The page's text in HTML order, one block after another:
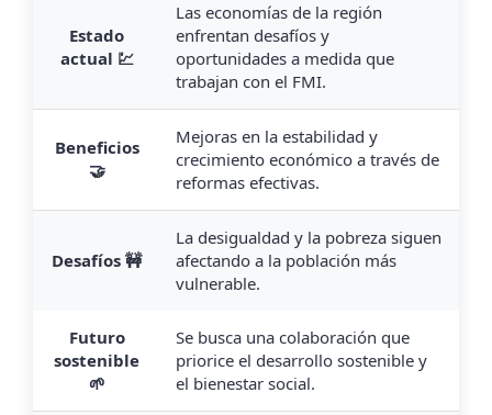
Estado
actual 💹
Las economías de la región
enfrentan desafíos y
oportunidades a medida que
trabajan con el FMI.
Beneficios
🤝
Mejoras en la estabilidad y
crecimiento económico a través de
reformas efectivas.
Desafíos 🚧
La desigualdad y la pobreza siguen
afectando a la población más
vulnerable.
Futuro
sostenible
🌱
Se busca una colaboración que
priorice el desarrollo sostenible y
el bienestar social.